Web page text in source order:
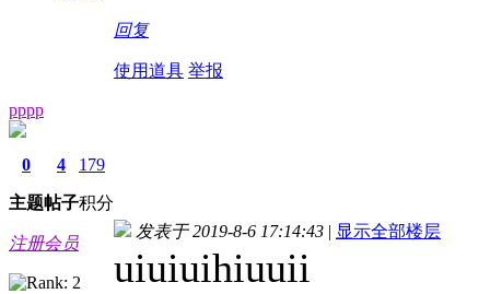
回复
使用道具 举报
pppp
0
主题
4
帖子
179
积分
注册会员
发表于 2019-8-6 17:14:43 | 显示全部楼层
uiuiuihiuuii